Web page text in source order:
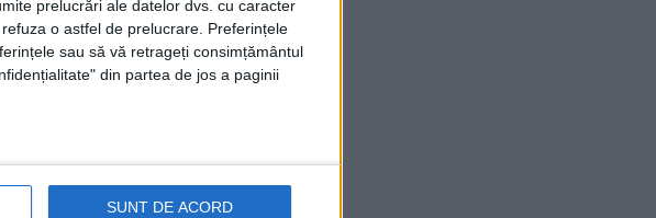
prelucrări ale datelor dvs. cu caracter
o astfel de prelucrare. Preferințele
sau să vă retrageți consimțământul
din partea de jos a paginii
SUNT DE ACORD
Vreme
și dvs.
iar